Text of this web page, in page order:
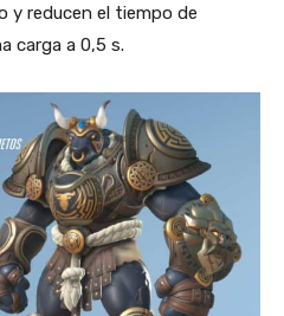
y reducen el tiempo de
carga a 0,5 s.